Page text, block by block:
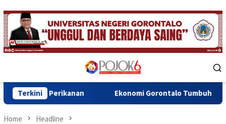
Skip
to
content
Menu
Terkini Ekonomi Gorontalo Tumbuh 6,20 Persen,
Home Headline